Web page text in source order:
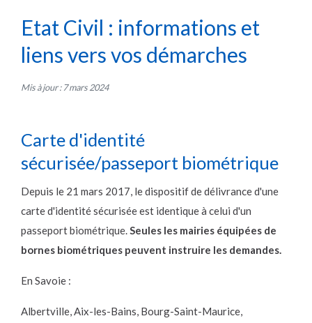
Etat Civil : informations et
liens vers vos démarches
Mis à jour : 7 mars 2024
Carte d'identité
sécurisée/passeport biométrique
Depuis le 21 mars 2017, le dispositif de délivrance d'une
carte d'identité sécurisée est identique à celui d'un
passeport biométrique.Seules les mairies équipées de
bornes biométriques peuvent instruire les demandes.
En Savoie :
Albertville, Aix-les-Bains, Bourg-Saint-Maurice,